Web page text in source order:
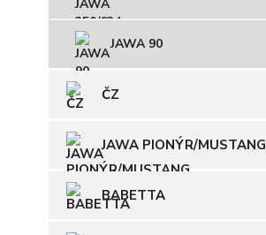
JAWA 90
ČZ
JAWA PIONÝR/MUSTANG
BABETTA